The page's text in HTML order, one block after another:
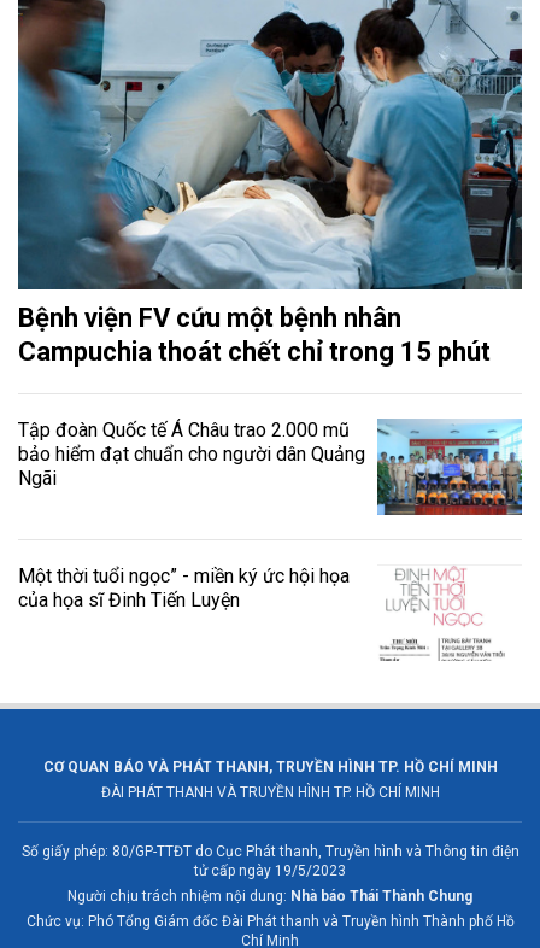
Bệnh viện FV cứu một bệnh nhân
Campuchia thoát chết chỉ trong 15 phút
Tập đoàn Quốc tế Á Châu trao 2.000 mũ
bảo hiểm đạt chuẩn cho người dân Quảng
Ngãi
Một thời tuổi ngọc” - miền ký ức hội họa
của họa sĩ Đinh Tiến Luyện
CƠ QUAN BÁO VÀ PHÁT THANH, TRUYỀN HÌNH TP. HỒ CHÍ MINH
ĐÀI PHÁT THANH VÀ TRUYỀN HÌNH TP. HỒ CHÍ MINH
Số giấy phép: 80/GP-TTĐT do Cục Phát thanh, Truyền hình và Thông tin điện
tử cấp ngày 19/5/2023
Người chịu trách nhiệm nội dung: Nhà báo Thái Thành Chung
Chức vụ: Phó Tổng Giám đốc Đài Phát thanh và Truyền hình Thành phố Hồ
Chí Minh